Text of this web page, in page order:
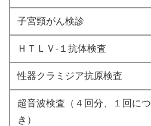
子宮頸がん検診
ＨＴＬＶ-１抗体検査
性器クラミジア抗原検査
超音波検査（４回分、１回につ
き）